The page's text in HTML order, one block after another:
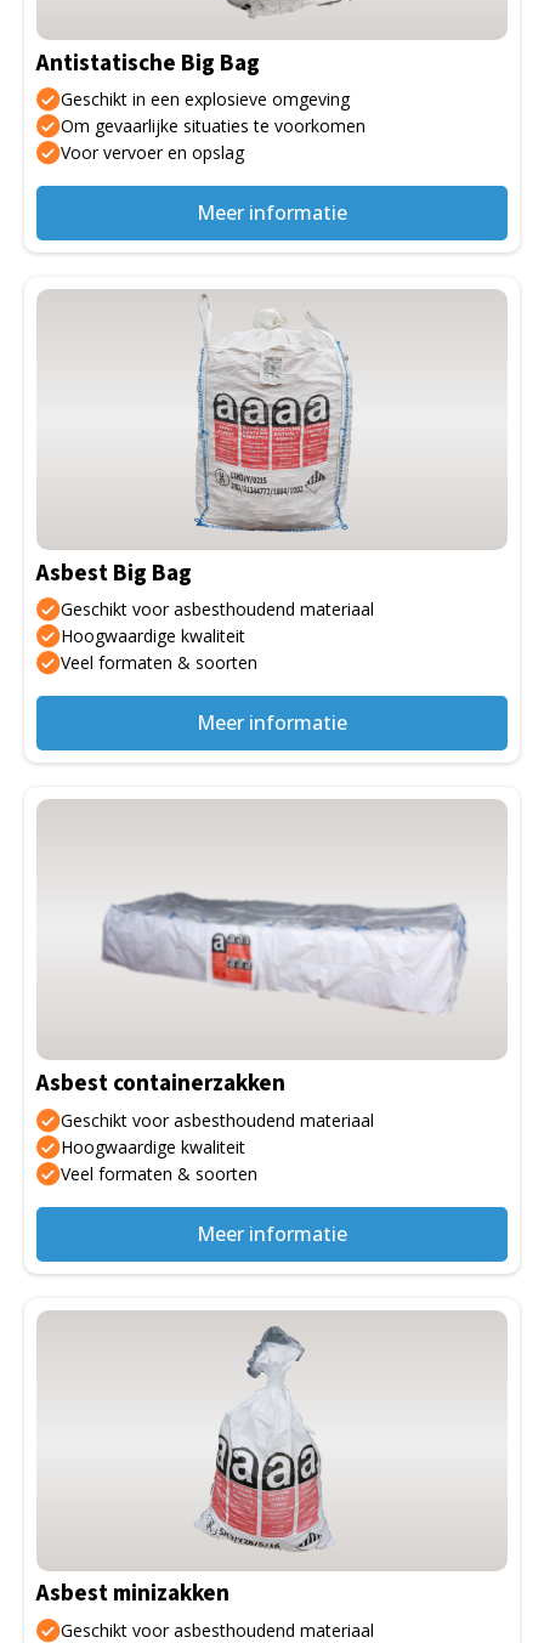
Antistatische Big Bag
Geschikt in een explosieve omgeving
Om gevaarlijke situaties te voorkomen
Voor vervoer en opslag
Meer informatie
gekozen
worden
op
de
productpagina
Asbest Big Bag
Geschikt voor asbesthoudend materiaal
Hoogwaardige kwaliteit
Veel formaten & soorten
Meer informatie
Dit
gekozen
worden
op
de
productpagina
Asbest containerzakken
Geschikt voor asbesthoudend materiaal
Hoogwaardige kwaliteit
Veel formaten & soorten
Meer informatie
Asbest minizakken
Geschikt voor asbesthoudend materiaal